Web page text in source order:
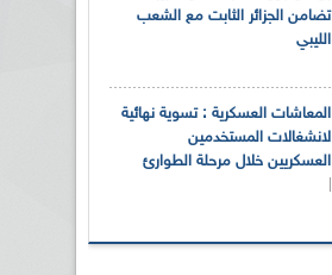
تضامن الجزائر الثابت مع الشعب
الليبي
المعاشات العسكرية : تسوية نهائية
لانشغالات المستخدمين
العسكريين خلال مرحلة الطوارئ